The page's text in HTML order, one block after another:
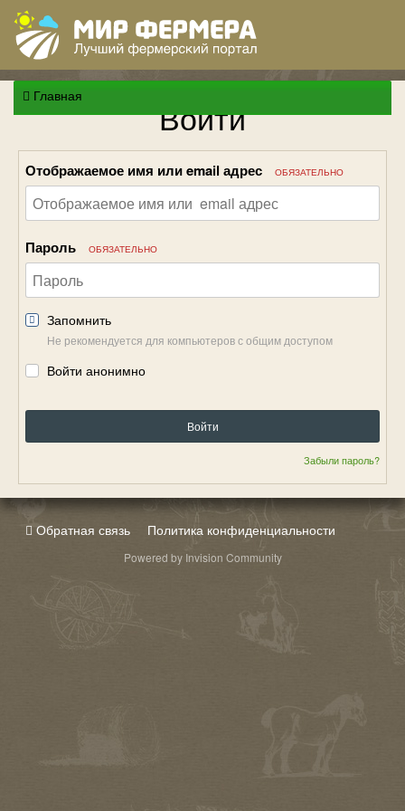
Главная Войти
Отображаемое имя или email адрес ОБЯЗАТЕЛЬНО
Пароль ОБЯЗАТЕЛЬНО
Запомнить
Не рекомендуется для компьютеров с общим доступом
Войти анонимно
Войти
Забыли пароль?
Обратная связь Политика конфиденциальности
Powered by Invision Community